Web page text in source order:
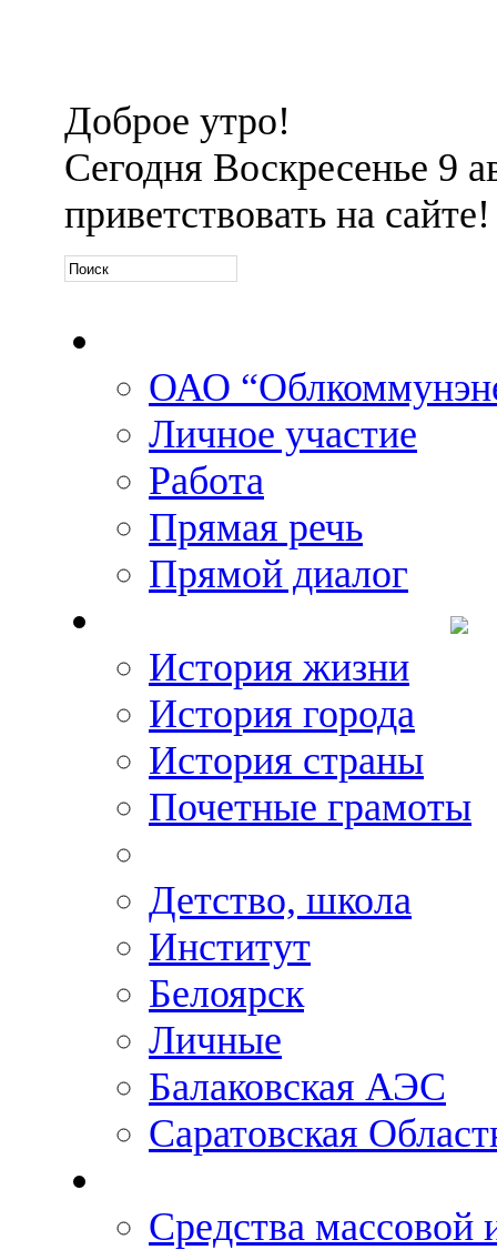
Доброе утро!
Сегодня Воскресенье 9
приветствовать на сайте!
ОАО
Личное участие
Работа
Прямая речь
Прямой диалог
История жизни
История города
История страны
Почетные грамоты
Детство, школа
Институт
Белоярск
Личные
Балаковская АЭС
Саратовская
Средства